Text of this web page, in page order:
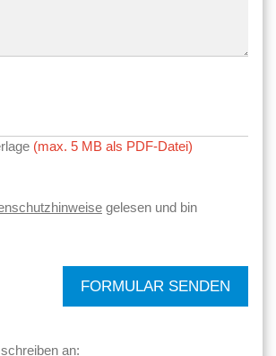
(max. 5 MB als PDF-Datei)
gelesen und bin
FORMULAR SENDEN
an: